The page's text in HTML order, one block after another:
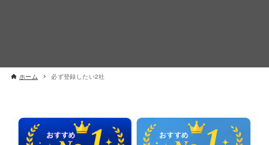
ホーム 必ず登録したい2社